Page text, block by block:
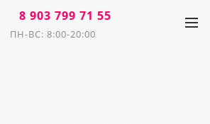
8 903 799 71 55
ПН-ВС: 8:00-20:00